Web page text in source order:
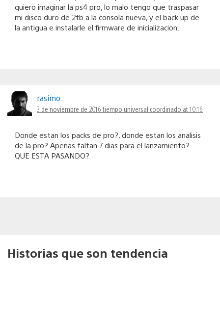
quiero imaginar la ps4 pro, lo malo tengo que traspasar
mi disco duro de 2tb a la consola nueva, y el back up de
la antigua e instalarle el firmware de inicializacion.
rasimo
3 de noviembre de 2016 tiempo universal coordinado at 10:16
Donde estan los packs de pro?, donde estan los analisis
de la pro? Apenas faltan 7 dias para el lanzamiento?
QUE ESTA PASANDO?
Historias que son tendencia